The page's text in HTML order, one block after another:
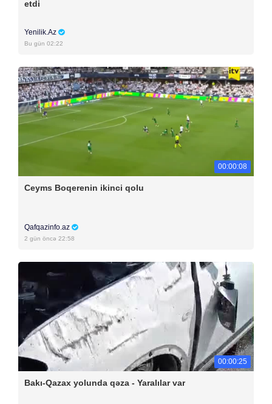
etdi
Yenilik.Az
Bu gün 02:22
00:00:08
Ceyms Boqerenin ikinci qolu
Qafqazinfo.az
2 gün öncə 22:58
00:00:25
Bakı-Qazax yolunda qəza - Yaralılar var